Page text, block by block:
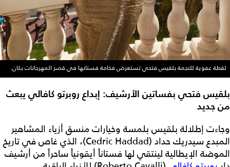
لقطة عفوية للنجمة بلقيس فتحي تستعرض فخامة فستانها في قصر المهرجانات بكان.
بلقيس فتحي بفساتين الأرشيف: إبداع روبرتو كافالي يبعث
من جديد
وجاءت إطلالة بلقيس بلمسة وخيارات منسق أزياء المشاهير
المبدع سيدريك حداد (Cedric Haddad)، الذي غاص في تاريخ
الموضة الإيطالية لينتقي لها فستاناً أيقونياً ساحراً من أرشيف